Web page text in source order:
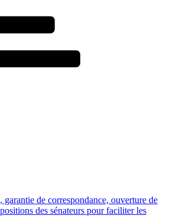
garantie de correspondance, ouverture de
des sénateurs pour faciliter les